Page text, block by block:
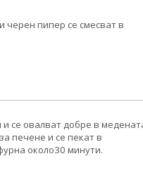
черен пипер се смесват в
се овалват добре в
печене и се пекат в
около30 минути.